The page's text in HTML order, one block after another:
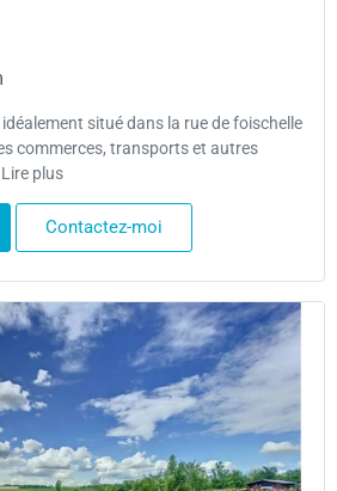
situé dans la rue de foischelle
commerces, transports et autres
plus
Contactez-moi